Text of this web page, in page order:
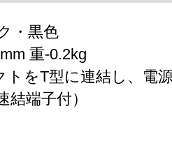
・黒色
重-0.2kg
をT型に連結し、電
端子付）